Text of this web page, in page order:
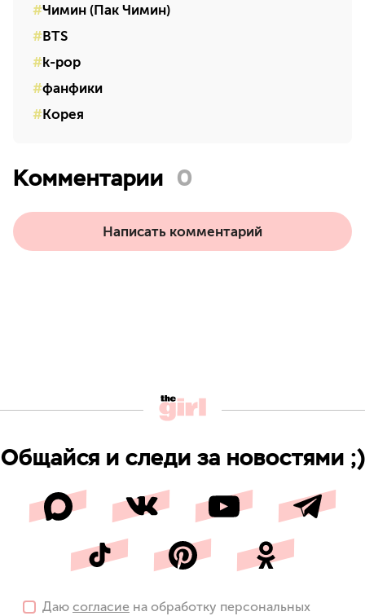
Чимин (Пак Чимин)
BTS
k-pop
фанфики
Корея
Комментарии 0
Написать комментарий
Общайся и следи за новостями ;)
Даю согласие на обработку персональных